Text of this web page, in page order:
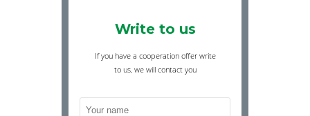
Write to us
If you have a cooperation offer write
to us, we will contact you